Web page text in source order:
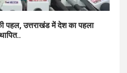
पहल, उत्तराखंड में देश का पहला